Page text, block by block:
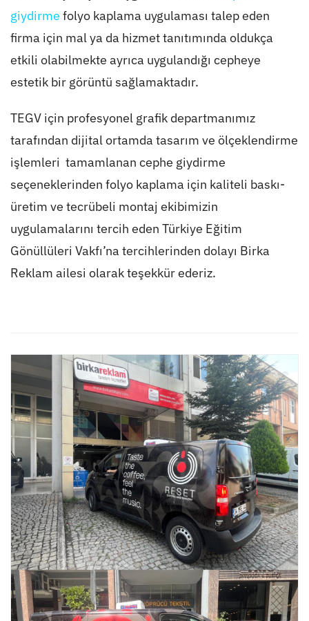
giydirme folyo kaplama uygulaması talep eden
firma için mal ya da hizmet tanıtımında oldukça
etkili olabilmekte ayrıca uygulandığı cepheye
estetik bir görüntü sağlamaktadır.
TEGV için profesyonel grafik departmanımız
tarafından dijital ortamda tasarım ve ölçeklendirme
işlemleri tamamlanan cephe giydirme
seçeneklerinden folyo kaplama için kaliteli baskı-
üretim ve tecrübeli montaj ekibimizin
uygulamalarını tercih eden Türkiye Eğitim
Gönüllüleri Vakfı’na tercihlerinden dolayı Birka
Reklam ailesi olarak teşekkür ederiz.